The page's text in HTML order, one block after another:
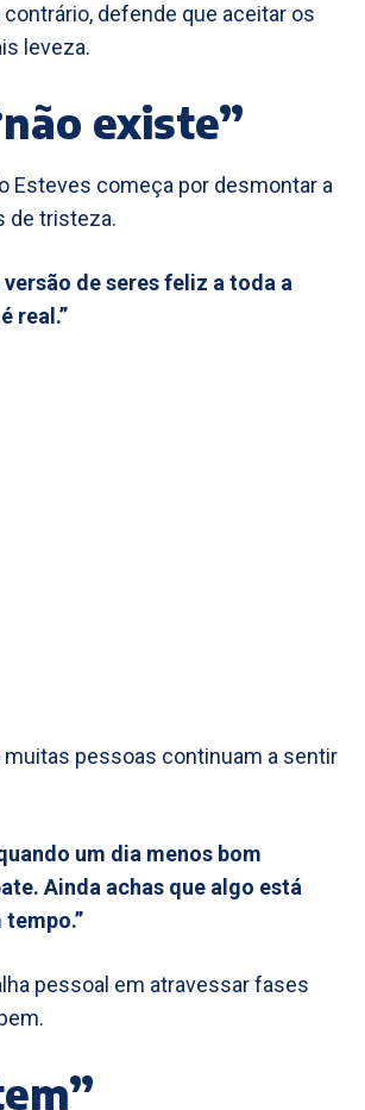
defende que aceitar os
leveza.
existe”
Esteves começa por desmontar a
de tristeza.
de seres feliz a toda a
real.”
muitas pessoas continuam a sentir
um dia menos bom
Ainda achas que algo está
pessoal em atravessar fases